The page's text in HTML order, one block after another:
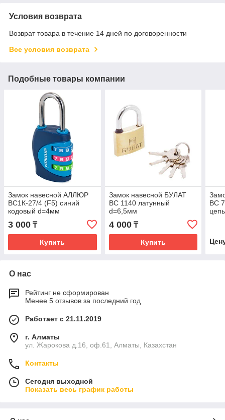
Условия возврата
Возврат товара в течение 14 дней по договоренности
Все условия возврата
Подобные товары компании
Замок навесной АЛЛЮР
ВС1К-27/4 (F5) синий
кодовый d=4мм
3 000 ₸
Купить
Замок навесной БУЛАТ
ВС 1140 латунный
d=6,5мм
4 000₸
Купить
ВС
О нас
Рейтинг не сформирован
Менее 5 отзывов за последний год
Работает с 21.11.2019
г. Алматы
ул. Жарокова д.16, оф.61, Алматы, Казахстан
Контакты
Сегодня выходной
Показать весь график работы